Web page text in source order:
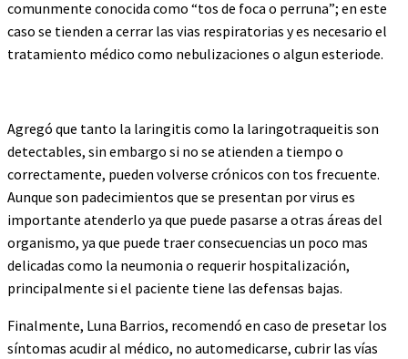
comunmente conocida como “tos de foca o perruna”; en este
caso se tienden a cerrar las vias respiratorias y es necesario el
tratamiento médico como nebulizaciones o algun esteriode.
Agregó que tanto la laringitis como la laringotraqueitis son
detectables, sin embargo si no se atienden a tiempo o
correctamente, pueden volverse crónicos con tos frecuente.
Aunque son padecimientos que se presentan por virus es
importante atenderlo ya que puede pasarse a otras áreas del
organismo, ya que puede traer consecuencias un poco mas
delicadas como la neumonia o requerir hospitalización,
principalmente si el paciente tiene las defensas bajas.
Finalmente, Luna Barrios, recomendó en caso de presetar los
síntomas acudir al médico, no automedicarse, cubrir las vías